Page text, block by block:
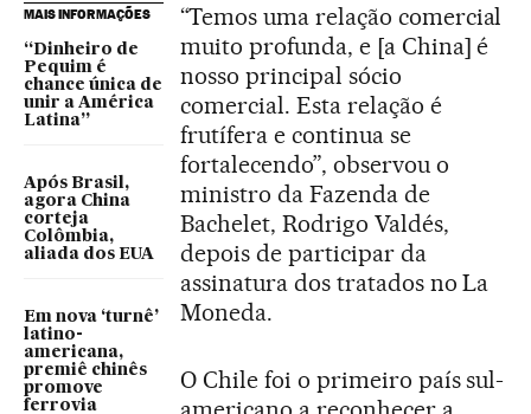
MAIS INFORMAÇÕES
“Dinheiro de
Pequim é
chance única de
unir a América
Latina”
Após Brasil,
agora China
corteja
Colômbia,
aliada dos EUA
Em nova ‘turnê’
latino-
americana,
premiê chinês
promove
ferrovia
“Temos uma relação comercial
muito profunda, e [a China] é
nosso principal sócio
comercial. Esta relação é
frutífera e continua se
fortalecendo”, observou o
ministro da Fazenda de
Bachelet, Rodrigo Valdés,
depois de participar da
assinatura dos tratados no La
Moneda.
O Chile foi o primeiro país sul-